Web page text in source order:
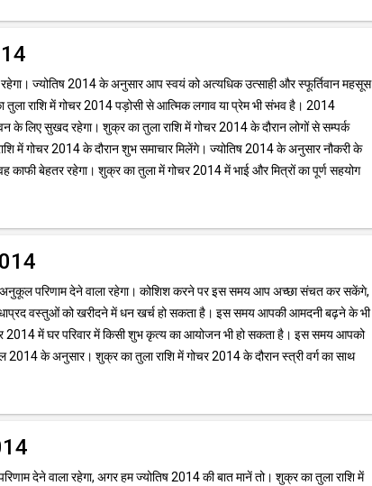
ज्योतिष 2014 के अनुसार आप स्वयं को अत्यधिक उत्साही और स्फूर्तिवान महसूस
राशि में गोचर 2014 पड़ोसी से आत्मिक लगाव या प्रेम भी संभव है। 2014
के लिए सुखद रहेगा। शुक्र का तुला राशि में गोचर 2014 के दौरान लोगों से सम्पर्क
में गोचर 2014 के दौरान शुभ समाचार मिलेंगे। ज्योतिष 2014 के अनुसार नौकरी के
काफी बेहतर रहेगा। शुक्र का तुला में गोचर 2014 में भाई और मित्रों का पूर्ण सहयोग
परिणाम देने वाला रहेगा। कोशिश करने पर इस समय आप अच्छा संचत कर सकेंगे,
वस्तुओं को खरीदने में धन खर्च हो सकता है। इस समय आपकी आमदनी बढ़ने के भी
में घर परिवार में किसी शुभ कृत्य का आयोजन भी हो सकता है। इस समय आपको
2014 के अनुसार। शुक्र का तुला राशि में गोचर 2014 के दौरान स्त्री वर्ग का साथ
देने वाला रहेगा, अगर हम ज्योतिष 2014 की बात मानें तो। शुक्र का तुला राशि में